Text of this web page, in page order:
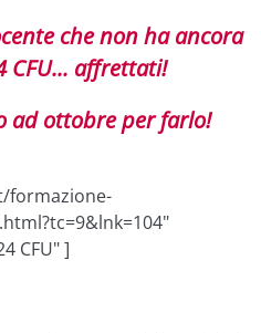
che non ha ancora
CFU... affrettati!
ad ottobre per farlo!
formazione-
CFU" ]